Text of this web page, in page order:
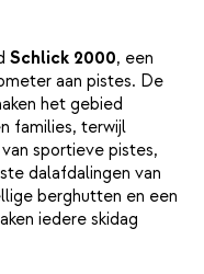
Schlick 2000, een
aan pistes. De
het gebied
families, terwijl
sportieve pistes,
dalafdalingen van
berghutten en een
iedere skidag